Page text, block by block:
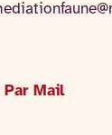
Par Mail